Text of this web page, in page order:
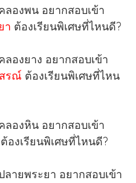
ลองพน อยากสอบเข้า
า ต้องเรียนพิเศษที่ไหนดี?
ลองยาง อยากสอบเข้า
รณ์ ต้องเรียนพิเศษที่ไหน
ลองหิน อยากสอบเข้า
ต้องเรียนพิเศษที่ไหนดี?
ลายพระยา อยากสอบเข้า